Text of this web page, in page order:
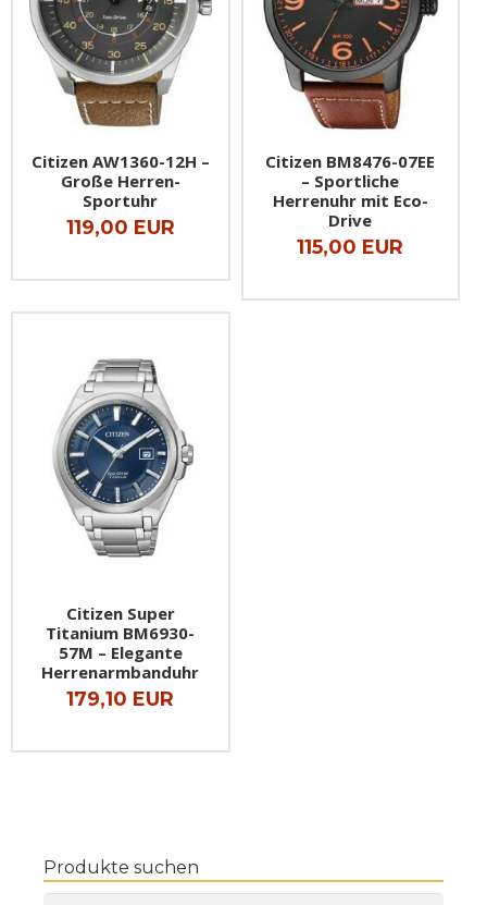
Citizen AW1360-12H –
Große Herren-
Sportuhr
119,00 EUR
Citizen BM8476-07EE
– Sportliche
Herrenuhr mit Eco-
Drive
115,00 EUR
Citizen Super
Titanium BM6930-
57M – Elegante
Herrenarmbanduhr
179,10 EUR
Produkte suchen